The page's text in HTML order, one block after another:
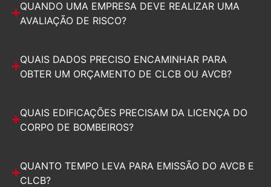
QUANDO UMA EMPRESA DEVE REALIZAR UMA
AVALIAÇÃO DE RISCO?
QUAIS DADOS PRECISO ENCAMINHAR PARA
OBTER UM ORÇAMENTO DE CLCB OU AVCB?
QUAIS EDIFICAÇÕES PRECISAM DA LICENÇA DO
CORPO DE BOMBEIROS?
QUANTO TEMPO LEVA PARA EMISSÃO DO AVCB E
CLCB?